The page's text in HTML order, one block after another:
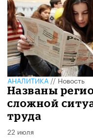
АНАЛИТИКА//Новость
Названы
сложной
труда
22 июля